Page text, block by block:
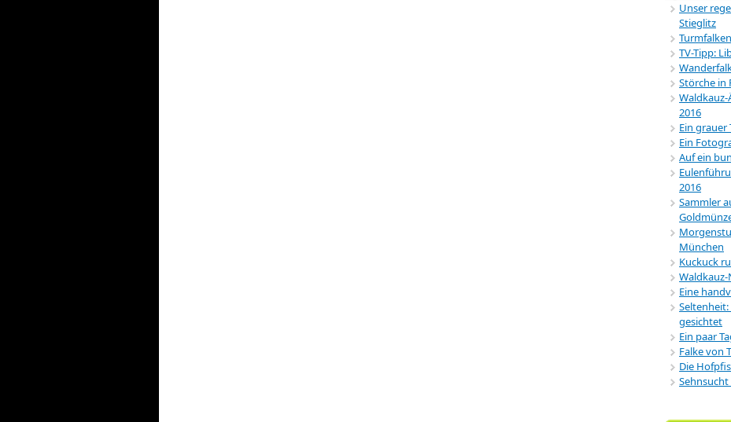
Unser
Stieglitz
TV-Tipp:
Störche in
2016
Ein grauer
Ein
Auf ein
2016
Sammler
München
Kuckuck
Eine
gesichtet
Ein paar
Falke von
Die